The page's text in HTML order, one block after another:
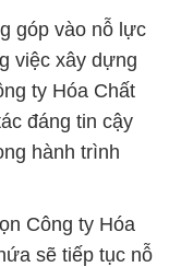
góp vào nỗ lực
việc xây dựng
ty Hóa Chất
đáng tin cậy
hành trình
Công ty Hóa
sẽ tiếp tục nỗ